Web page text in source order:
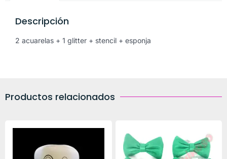
Descripción
2 acuarelas + 1 glitter + stencil + esponja
Productos relacionados